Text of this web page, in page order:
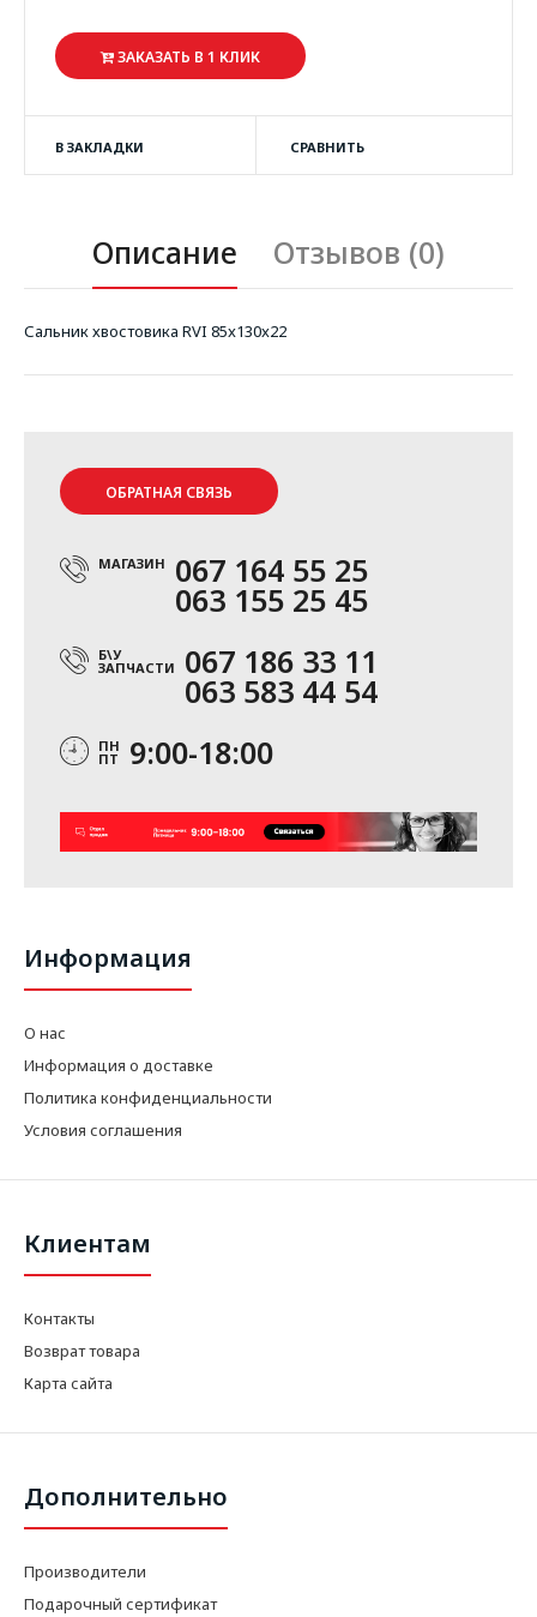
ЗАКАЗАТЬ В 1 КЛИК
В ЗАКЛАДКИ СРАВНИТЬ
Описание Отзывов (0)
Сальник хвостовика RVI 85x130x22
ОБРАТНАЯ СВЯЗЬ
МАГАЗИН 067 164 55 25
063 155 25 45
Б\У
ЗАПЧАСТИ 067 186 33 11
063 583 44 54
ПН
ПТ 9:00-18:00
Информация
О нас
Информация о доставке
Политика конфиденциальности
Условия соглашения
Клиентам
Контакты
Возврат товара
Карта сайта
Дополнительно
Производители
Подарочный сертификат